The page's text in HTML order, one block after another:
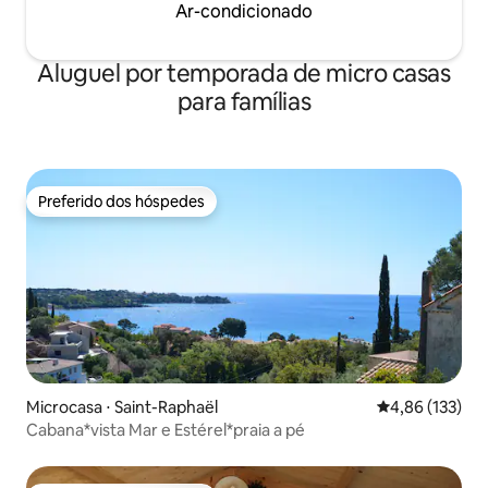
Ar-condicionado
Aluguel por temporada de micro casas
para famílias
Preferido dos hóspedes
Preferido dos hóspedes
Microcasa ⋅ Saint-Raphaël 4,86 de uma
4,86 (133)
Cabana*vista Mar e Estérel*praia a pé